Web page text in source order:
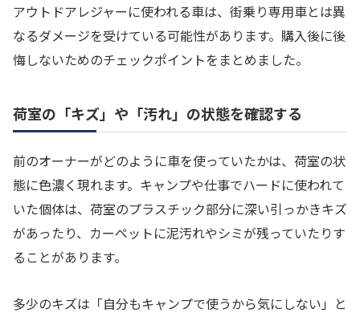
アウトドアレジャーに使われる車は、街乗り専用車とは異
なるダメージを受けている可能性があります。購入後に後
悔しないためのチェックポイントをまとめました。
荷室の「キズ」や「汚れ」の状態を確認する
前のオーナーがどのように車を使っていたかは、荷室の状
態に色濃く現れます。キャンプや仕事でハードに使われて
いた個体は、荷室のプラスチック部分に深い引っかきキズ
があったり、カーペットに泥汚れやシミが残っていたりす
ることがあります。
多少のキズは「自分もキャンプで使うから気にしない」と